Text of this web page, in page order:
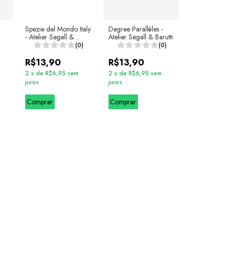
Spezie del Mondo Italy
- Atelier Segall &
Barutti
(0)
R$13,90
2 x de R$6,95 sem
juros
Comprar
Degree Parallèles -
Atelier Segall & Barutti
(0)
R$13,90
2 x de R$6,95 sem
juros
Comprar